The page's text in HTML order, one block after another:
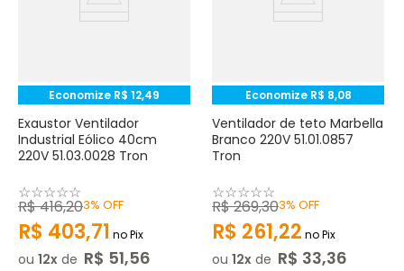
Economize R$ 12,49
Exaustor Ventilador
Industrial Eólico 40cm
220V 51.03.0028 Tron
☆☆☆☆☆
R$416,203% OFF
R$ 403,71 no Pix
ou 12 de R$ 51,56
Economize R$ 8,08
Ventilador de teto Marbella
Branco 220V 51.01.0857
Tron
☆☆☆☆☆
R$269,303% OFF
R$ 261,22 no Pix
ou 12 de R$ 33,36